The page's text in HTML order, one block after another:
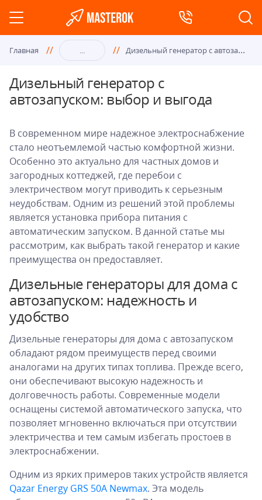
Главная ... Диз
ельный генератор с автозапуском: выбор и выгода
Дизельный генератор с
автозапуском: выбор и выгода
В современном мире надежное электроснабжение
стало неотъемлемой частью комфортной жизни.
Особенно это актуально для частных домов и
загородных коттеджей, где перебои с
электричеством могут приводить к серьезным
неудобствам. Одним из решений этой проблемы
является установка прибора питания с
автоматическим запуском. В данной статье мы
рассмотрим, как выбрать такой генератор и какие
преимущества он предоставляет.
Дизельные генераторы для дома с
автозапуском: надежность и
удобство
Дизельные генераторы для дома с автозапуском
обладают рядом преимуществ перед своими
аналогами на других типах топлива. Прежде всего,
они обеспечивают высокую надежность и
долговечность работы. Современные модели
оснащены системой автоматического запуска, что
позволяет мгновенно включаться при отсутствии
электричества и тем самым избегать простоев в
электроснабжении.
Одним из ярких примеров таких устройств является
Qazar Energy GRS 50A Newmax. Эта модель